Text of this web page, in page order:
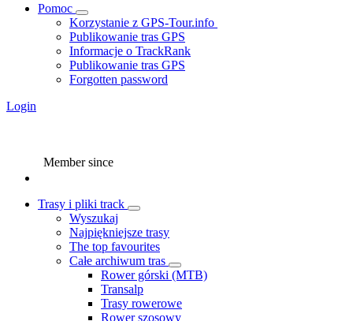
Pomoc
Korzystanie z GPS-Tour.info
Publikowanie tras GPS
Informacje o TrackRank
Publikowanie tras GPS
Forgotten password
Login
Member since
Trasy i pliki track
Wyszukaj
Najpiękniejsze trasy
The top favourites
Całe archiwum tras
Rower górski (MTB)
Transalp
Trasy rowerowe
Rower szosowy